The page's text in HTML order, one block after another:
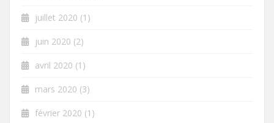
juillet 2020 (1)
juin 2020 (2)
avril 2020 (1)
mars 2020 (3)
février 2020 (1)